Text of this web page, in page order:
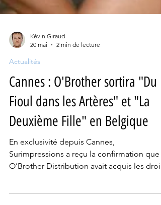
20 mai
Actualités
Cannes : O'Brother sortira "Du
Fioul dans les Artères" et "La
Deuxième Fille" en Belgique
En exclusivité depuis Cannes,
Surimpressions a reçu la confirmation que